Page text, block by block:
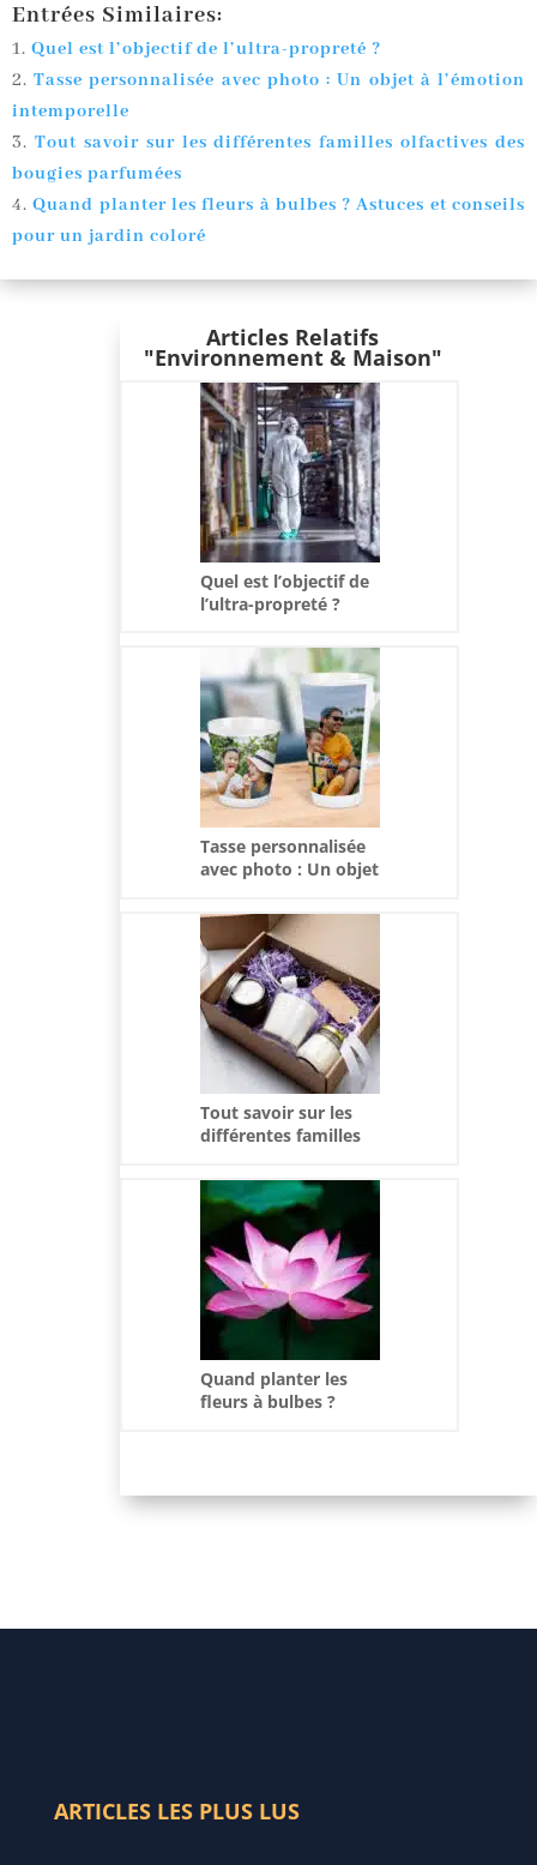
Articles Relatifs
"Environnement & Maison"
Quel est l’objectif de
l’ultra-propreté ?
Tasse personnalisée
avec photo : Un objet
intemporelle
Tout savoir sur les
différentes familles
bougies parfumées
Quand planter les
fleurs à bulbes ?
Entrées Similaires:
Quel est l’objectif de l’ultra-propreté ?
Tasse personnalisée avec photo : Un objet à l’émotion
intemporelle
Tout savoir sur les différentes familles olfactives des
bougies parfumées
Quand planter les fleurs à bulbes ? Astuces et conseils
pour un jardin coloré
ARTICLES LES PLUS LUS